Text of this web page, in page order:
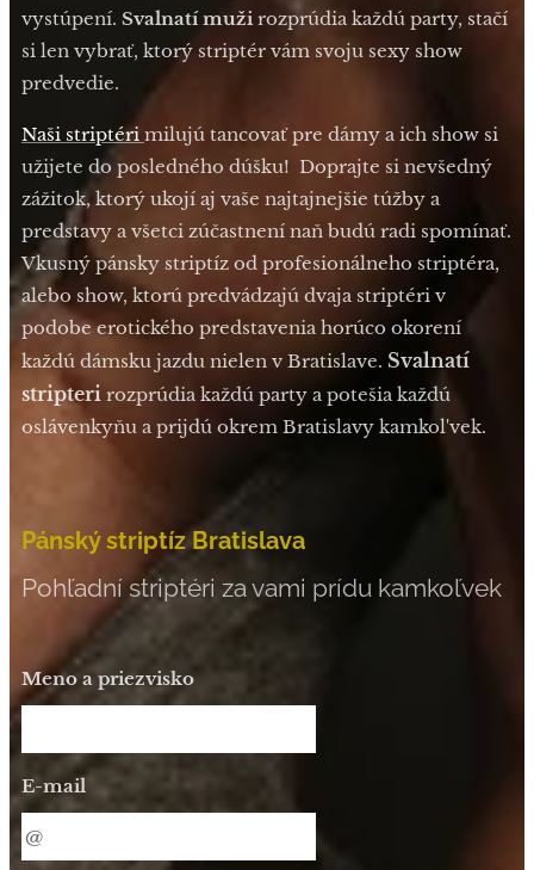
vystúpení. Svalnatí mužirozprúdia každú party, stačí
si len vybrať, ktorý striptér vám svoju sexy show
predvedie.
Naši striptéri milujú tancovať pre dámy a ich show si
užijete do posledného dúšku! Doprajte si nevšedný
zážitok, ktorý ukojí aj vaše najtajnejšie túžby a
predstavy a všetci zúčastnení naň budú radi spomínať.
Vkusný pánsky striptíz od profesionálneho striptéra,
alebo show, ktorú predvádzajú dvaja striptéri v
podobe erotického predstavenia horúco okorení
každú dámsku jazdu nielen v Bratislave. Svalnatí
stripteri rozprúdia každú party a potešia každú
oslávenkyňu a prijdú okrem Bratislavy kamkol'vek.
Pánský striptíz Bratislava
Pohľadní striptéri za vami prídu kamkoľvek
Meno a priezvisko
E-mail